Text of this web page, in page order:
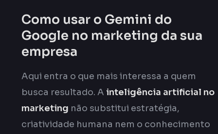
Como usar o Gemini do
Google no marketing da sua
empresa
Aqui entra o que mais interessa a quem
busca resultado. A inteligência artificial no
marketing não substitui estratégia,
criatividade humana nem o conhecimento